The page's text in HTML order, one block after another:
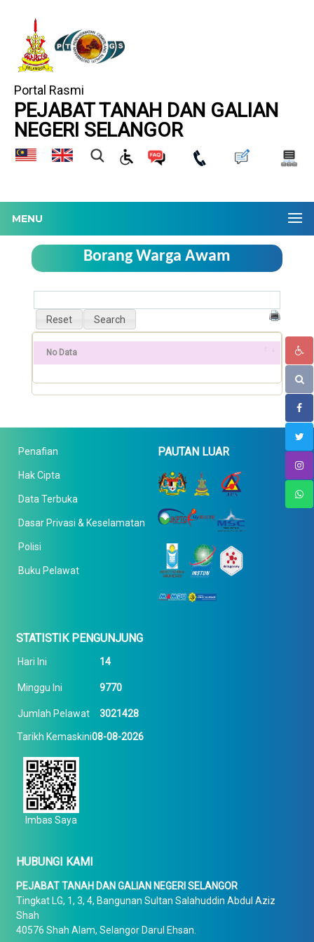
Portal Rasmi
PEJABAT TANAH DAN GALIAN
NEGERI SELANGOR
MENU
Borang Warga Awam
No Data
Penafian
Hak Cipta
Data Terbuka
Dasar Privasi & Keselamatan
Polisi
Buku Pelawat
PAUTAN LUAR
STATISTIK PENGUNJUNG
Hari Ini 14
Minggu Ini 9770
Jumlah Pelawat 3021428
Tarikh Kemaskini08-08-2026
Imbas Saya
HUBUNGI KAMI
PEJABAT TANAH DAN GALIAN NEGERI SELANGOR
Tingkat LG, 1, 3, 4, Bangunan Sultan Salahuddin Abdul Aziz
Shah
40576 Shah Alam, Selangor Darul Ehsan.